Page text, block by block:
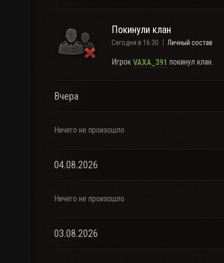
Покинули клан
Сегодня в 16:30 Личный состав
Игрок VAXA_391 покинул клан.
Вчера
Ничего не произошло
04.08.2026
Ничего не произошло
03.08.2026